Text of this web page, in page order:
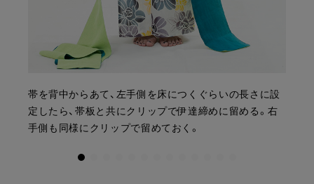
帯を背中からあて、左手側を床につくぐらいの長さに設
定したら、帯板と共にクリップで伊達締めに留める。右
手側も同様にクリップで留めておく。